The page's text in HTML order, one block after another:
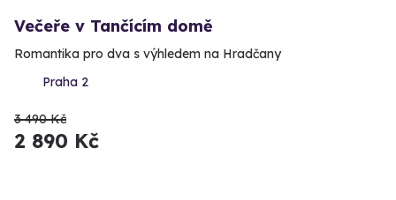
Večeře v Tančícím domě
Romantika pro dva s výhledem na Hradčany
Praha 2
3 490 Kč
2 890 Kč